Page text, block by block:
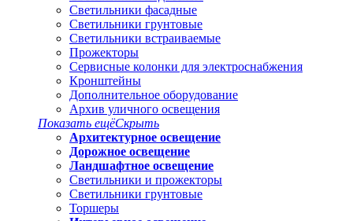
Светильники фасадные
Светильники грунтовые
Светильники встраиваемые
Прожекторы
Сервисные колонки для электроснабжения
Кронштейны
Дополнительное оборудование
Архив уличного освещения
Показать ещёСкрыть
Архитектурное освещение
Дорожное освещение
Ландшафтное освещение
Светильники и прожекторы
Светильники грунтовые
Торшеры